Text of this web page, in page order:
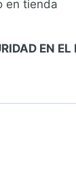
en tienda
EN EL